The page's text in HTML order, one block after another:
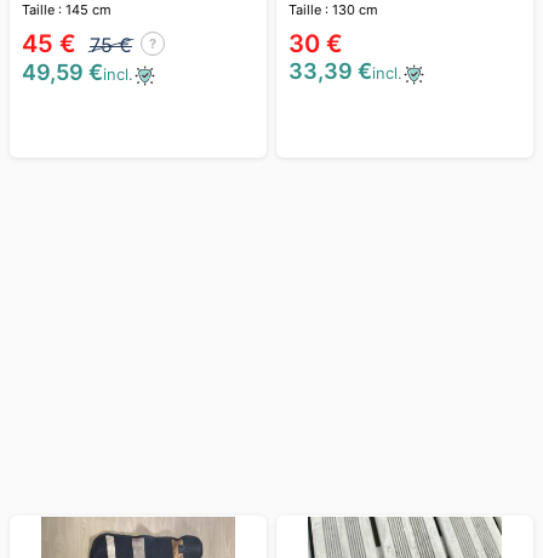
Taille : 145 cm
45 € 75 € ?
49,59 €incl.
Taille : 130 cm
30 €
33,39 €incl.